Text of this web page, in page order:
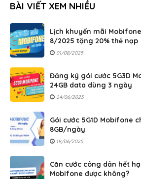
BÀI VIẾT XEM NHIỀU
Lịch khuyến mãi
8/2025 tặng 20% thẻ nạp
01/08/2025
Đăng ký gói cước 5G3D
24GB data dùng 3 ngày
24/06/2025
Gói cước 5G1D Mobifone
8GB/ngày
19/06/2025
Căn cước công dân hết
Mobifone được không?